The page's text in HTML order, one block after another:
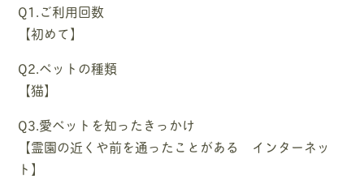
Q1.ご利用回数
【初めて】
Q2.ペットの種類
【猫】
Q3.愛ペットを知ったきっかけ
【霊園の近くや前を通ったことがある インターネッ
ト】